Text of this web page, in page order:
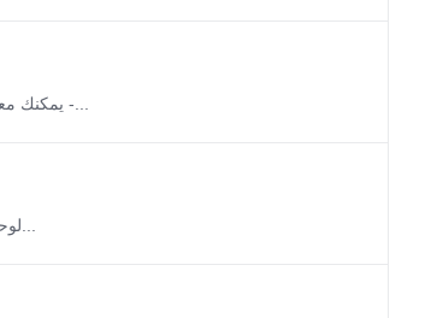
يمكنك معرفة المساحة المستهلكة على موقعك من خلال لوحة تحكم الاستضافة وعرض تفاصيل الاستهلاك. 1 -...